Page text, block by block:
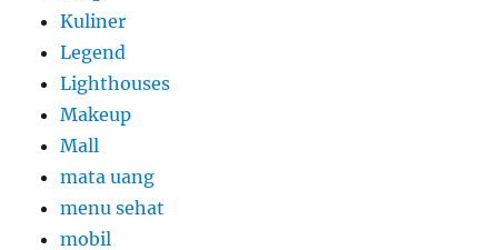
Kuliner
Legend
Lighthouses
Makeup
Mall
mata uang
menu sehat
mobil